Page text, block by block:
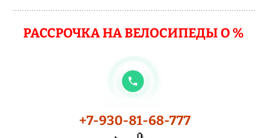
РАССРОЧКА НА ВЕЛОСИПЕДЫ О %
+7-930-81-68-777